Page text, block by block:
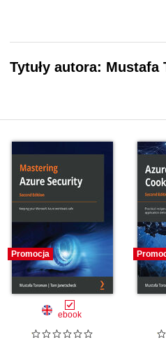
Tytuły autora:
Promocja
ebook